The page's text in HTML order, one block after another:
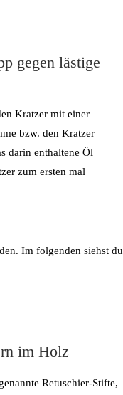
gegen lästige
Kratzer mit einer
bzw. den Kratzer
darin enthaltene Öl
zum ersten mal
Im folgenden siehst du
im Holz
Retuschier-Stifte,